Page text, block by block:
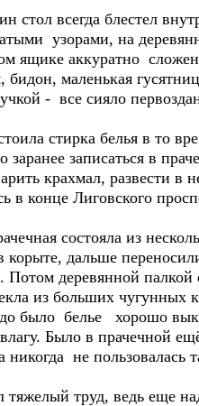
стол всегда блестел
узорами, на
ящике аккуратно
бидон, маленькая
- все сияло
стирка белья в то
заранее записаться в
крахмал, развести в
в конце Лиговского
состояла из
корыте, дальше
Потом деревянной палкой
из больших чугунных
было белье хорошо
Было в прачечной
никогда не пользовалась
труд, ведь еще